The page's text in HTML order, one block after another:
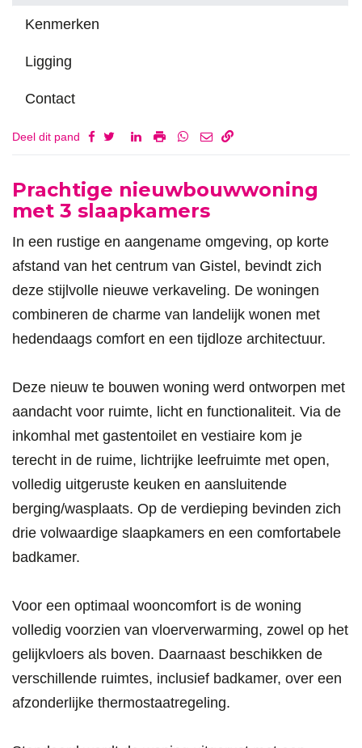
Kenmerken
Ligging
Contact
Deel dit pand
Omschrijving
Prachtige nieuwbouwwoning
met 3 slaapkamers
In een rustige en aangename omgeving, op korte
afstand van het centrum van Gistel, bevindt zich
deze stijlvolle nieuwe verkaveling. De woningen
combineren de charme van landelijk wonen met
hedendaags comfort en een tijdloze architectuur.
Deze nieuw te bouwen woning werd ontworpen met
aandacht voor ruimte, licht en functionaliteit. Via de
inkomhal met gastentoilet en vestiaire kom je
terecht in de ruime, lichtrijke leefruimte met open,
volledig uitgeruste keuken en aansluitende
berging/wasplaats. Op de verdieping bevinden zich
drie volwaardige slaapkamers en een comfortabele
badkamer.
Voor een optimaal wooncomfort is de woning
volledig voorzien van vloerverwarming, zowel op het
gelijkvloers als boven. Daarnaast beschikken de
verschillende ruimtes, inclusief badkamer, over een
afzonderlijke thermostaatregeling.